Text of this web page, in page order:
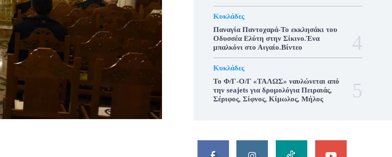
Κυκλάδες
Παναγία Παντοχαρά-Το εκκλησάκι του
Οδυσσέα Ελύτη στην Σίκινο.Ένα
μπαλκόνι στο Αιγαίο.Βίντεο
Κυκλάδες
To Φ/Γ-Ο/Γ «ΤΑΛΩΣ» ναυλώνεται από
την seajets για δρομολόγια Πειραιάς,
Σέριφος, Σίφνος, Κίμωλος, Μήλος